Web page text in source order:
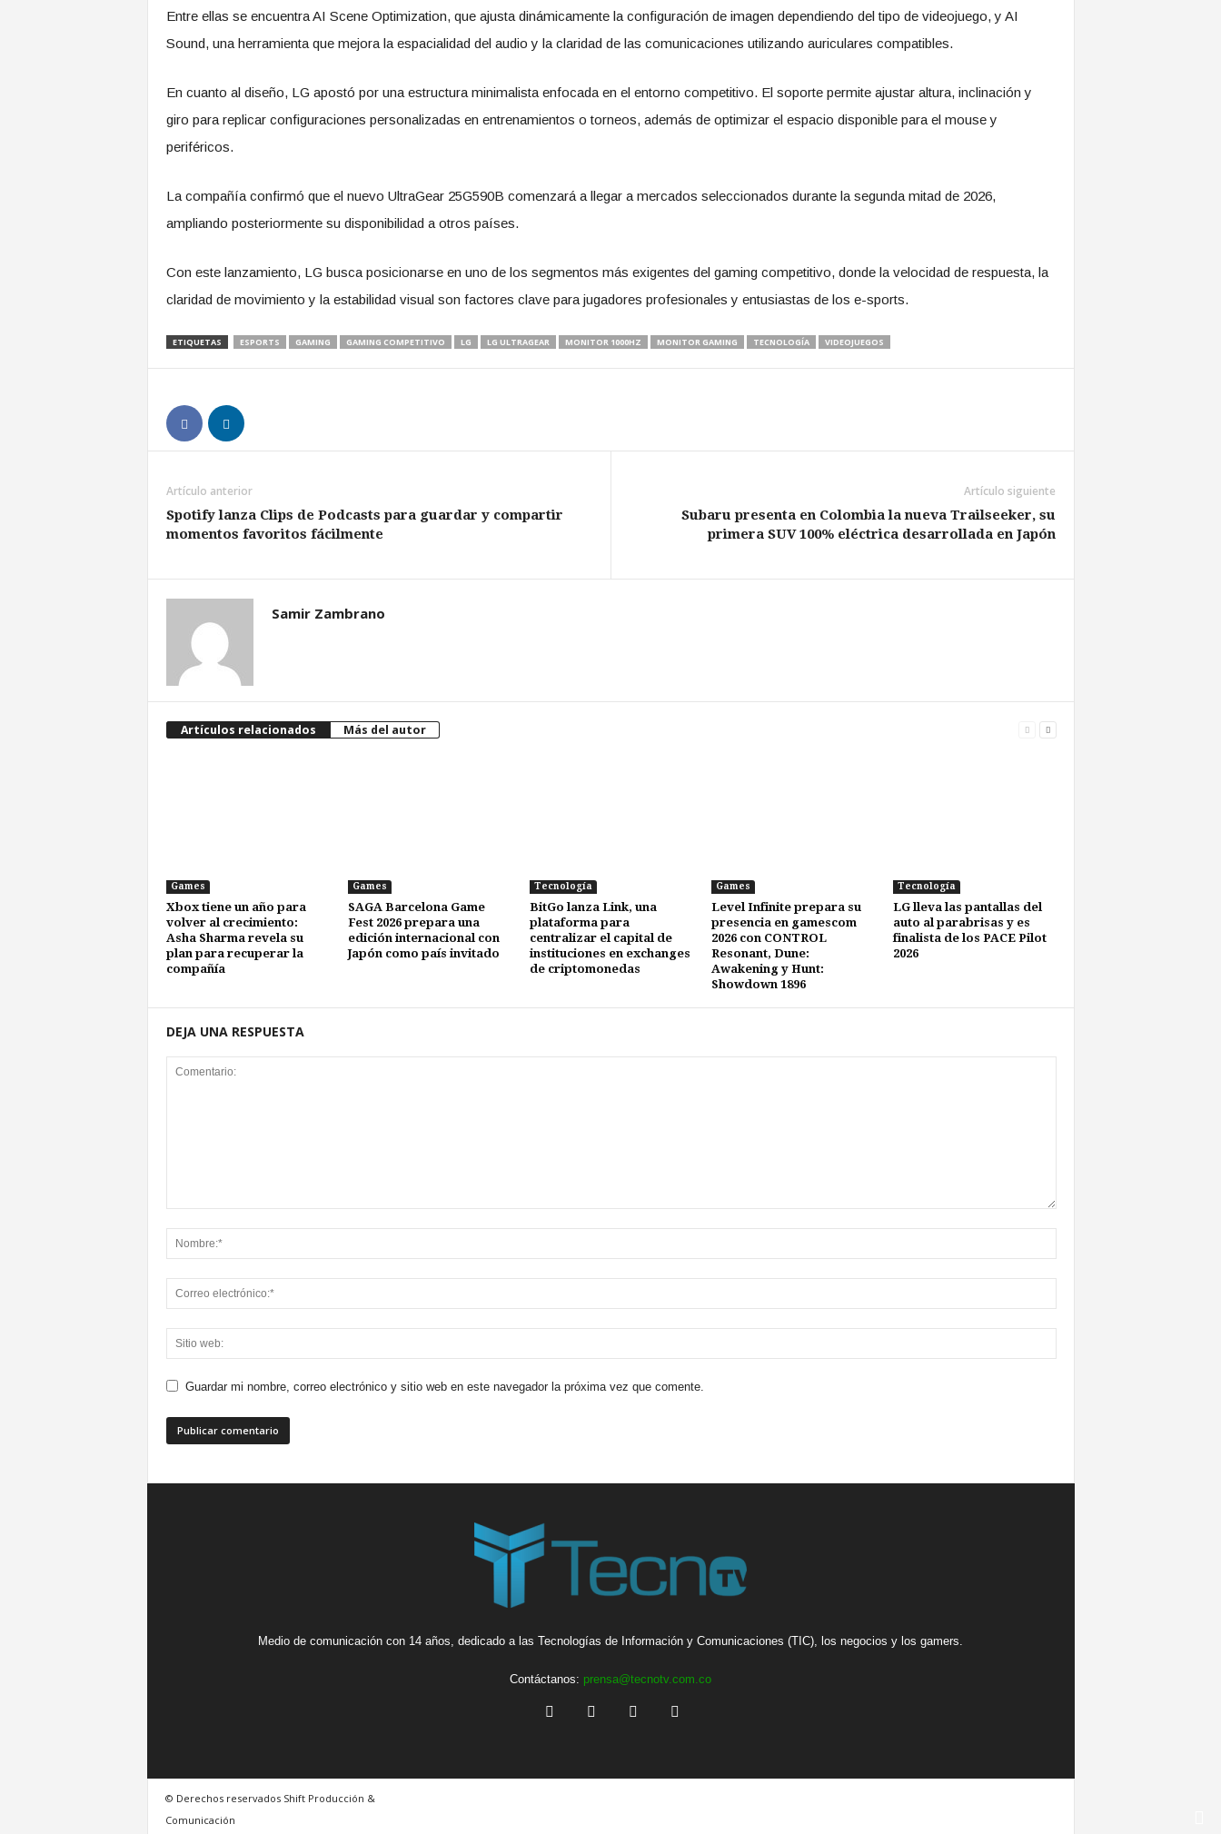
Entre ellas se encuentra AI Scene Optimization, que ajusta dinámicamente la configuración de imagen dependiendo del tipo de videojuego, y AI
Sound, una herramienta que mejora la espacialidad del audio y la claridad de las comunicaciones utilizando auriculares compatibles.
En cuanto al diseño, LG apostó por una estructura minimalista enfocada en el entorno competitivo. El soporte permite ajustar altura, inclinación y
giro para replicar configuraciones personalizadas en entrenamientos o torneos, además de optimizar el espacio disponible para el mouse y
periféricos.
La compañía confirmó que el nuevo UltraGear 25G590B comenzará a llegar a mercados seleccionados durante la segunda mitad de 2026,
ampliando posteriormente su disponibilidad a otros países.
Con este lanzamiento, LG busca posicionarse en uno de los segmentos más exigentes del gaming competitivo, donde la velocidad de respuesta, la
claridad de movimiento y la estabilidad visual son factores clave para jugadores profesionales y entusiastas de los e-sports.
ETIQUETAS ESPORTS GAMING GAMING COMPETITIVO LG LG ULTRAGEAR MONITOR 1000HZ MONITOR GAMING TECNOLOGÍA VIDEOJUEGOS
Artículo anterior
Spotify lanza Clips de Podcasts para guardar y compartir
momentos favoritos fácilmente
Artículo siguiente
Subaru presenta en Colombia la nueva Trailseeker, su
primera SUV 100% eléctrica desarrollada en Japón
Samir Zambrano
Artículos relacionados Más del autor
Games
Xbox tiene un año para
volver al crecimiento:
Asha Sharma revela su
plan para recuperar la
compañía
Games
SAGA Barcelona Game
Fest 2026 prepara una
edición internacional con
Japón como país invitado
Tecnología
BitGo lanza Link, una
plataforma para
centralizar el capital de
instituciones en exchanges
de criptomonedas
Games
Level Infinite prepara su
presencia en gamescom
2026 con CONTROL
Resonant, Dune:
Awakening y Hunt:
Showdown 1896
Tecnología
LG lleva las pantallas del
auto al parabrisas y es
finalista de los PACE Pilot
2026
DEJA UNA RESPUESTA
Guardar mi nombre, correo electrónico y sitio web en este navegador la próxima vez que comente.
Medio de comunicación con 14 años, dedicado a las Tecnologías de Información y Comunicaciones (TIC), los negocios y los gamers.
Contáctanos: prensa@tecnotv.com.co
© Derechos reservados Shift Producción &
Comunicación